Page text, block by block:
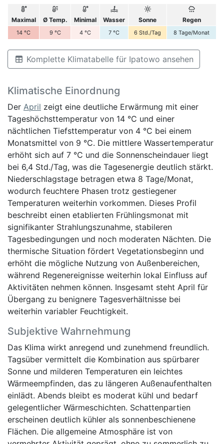
Maximal Ø Temp. Minimal Wasser Sonne Regen
14 °C 9 °C 4 °C 7 °C 6 Std./Tag 8 Tage/Monat
Komplette Klimatabelle für Ipatowo ansehen
Klimatische Einordnung
Der April zeigt eine deutliche Erwärmung mit einer
Tageshöchsttemperatur von 14 °C und einer
nächtlichen Tiefsttemperatur von 4 °C bei einem
Monatsmittel von 9 °C. Die mittlere Wassertemperatur
erhöht sich auf 7 °C und die Sonnenscheindauer liegt
bei 6,4 Std./Tag, was die Tagesenergie deutlich stärkt.
Niederschlagstage betragen etwa 8 Tage/Monat,
wodurch feuchtere Phasen trotz gestiegener
Temperaturen weiterhin vorkommen. Dieses Profil
beschreibt einen etablierten Frühlingsmonat mit
signifikanter Strahlungszunahme, stabileren
Tagesbedingungen und noch moderaten Nächten. Die
thermische Situation fördert Vegetationsbeginn und
erhöht die mögliche Nutzung von Außenbereichen,
während Regenereignisse weiterhin lokal Einfluss auf
Aktivitäten nehmen können. Insgesamt steht April für
Übergang zu benignere Tagesverhältnisse bei
weiterhin variabler Feuchtigkeit.
Subjektive Wahrnehmung
Das Klima wirkt anregend und zunehmend freundlich.
Tagsüber vermittelt die Kombination aus spürbarer
Sonne und milderen Temperaturen ein leichtes
Wärmeempfinden, das zu längeren Außenaufenthalten
einlädt. Abends bleibt es moderat kühl und bedarf
gelegentlicher Wärmeschichten. Schattenpartien
erscheinen deutlich kühler als sonnenbeschienene
Flächen. Die allgemeine Atmosphäre ist von